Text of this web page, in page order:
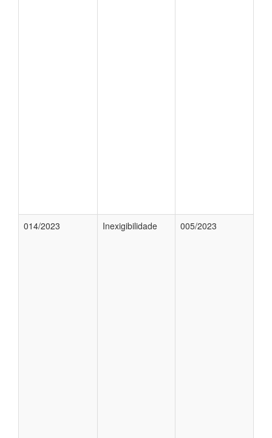
014/2023 Inexigibilidade 005/2023